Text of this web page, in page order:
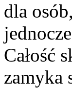
dla
Całość
zamyka